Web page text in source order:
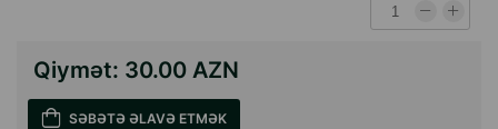
Qiymət: 30.00 AZN
SƏBƏTƏ ƏLAVƏ ETMƏK